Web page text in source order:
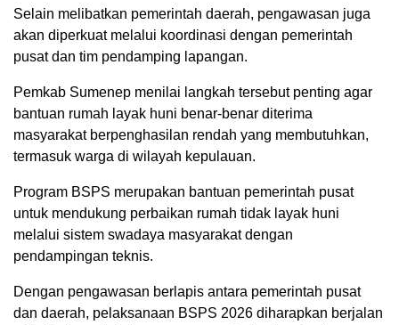
Selain melibatkan pemerintah daerah, pengawasan juga
akan diperkuat melalui koordinasi dengan pemerintah
pusat dan tim pendamping lapangan.
Pemkab Sumenep menilai langkah tersebut penting agar
bantuan rumah layak huni benar-benar diterima
masyarakat berpenghasilan rendah yang membutuhkan,
termasuk warga di wilayah kepulauan.
Program BSPS merupakan bantuan pemerintah pusat
untuk mendukung perbaikan rumah tidak layak huni
melalui sistem swadaya masyarakat dengan
pendampingan teknis.
Dengan pengawasan berlapis antara pemerintah pusat
dan daerah, pelaksanaan BSPS 2026 diharapkan berjalan